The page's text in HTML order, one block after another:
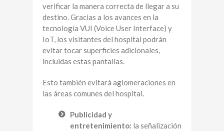
verificar la manera correcta de llegar a su
destino. Gracias a los avances en la
tecnología VUI (Voice User Interface) y
IoT, los visitantes del hospital podrán
evitar tocar superficies adicionales,
incluidas estas pantallas.
Esto también evitará aglomeraciones en
las áreas comunes del hospital.
Publicidad y
entretenimiento: la señalización